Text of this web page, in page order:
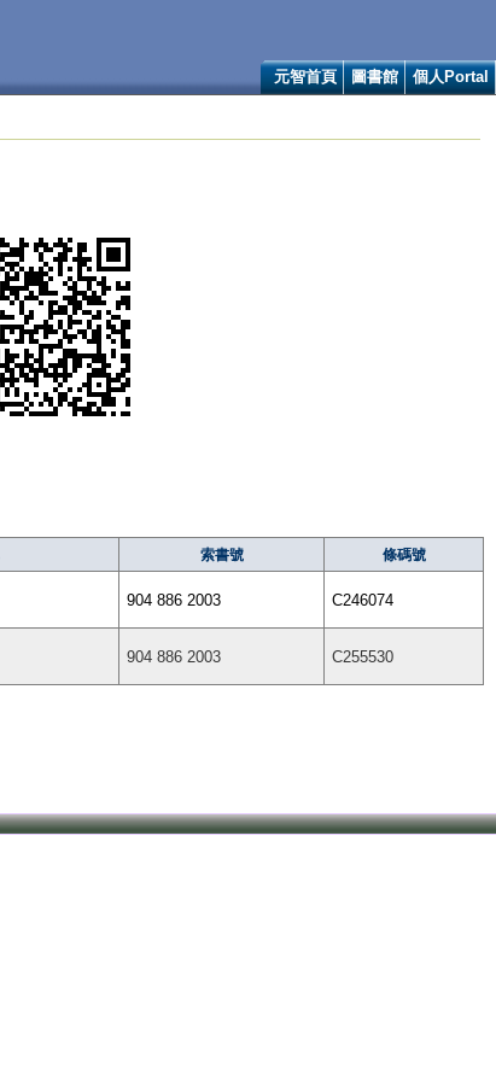
元智首頁 圖書館 個人Portal
索書號 條碼號
904 886 2003 C246074
904 886 2003 C255530